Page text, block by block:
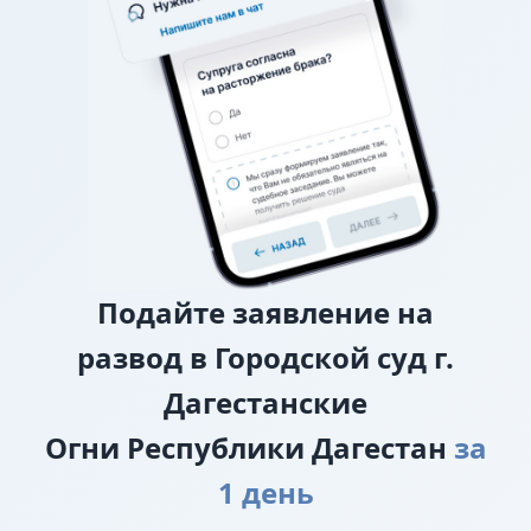
требование о взыскании алиментов заявляется в
исковом заявлении о разводе.
О лишении или ограничении родительских
Подайте заявление на
развод в Городской суд г.
Дагестанские
Огни Республики Дагестан за
1 день